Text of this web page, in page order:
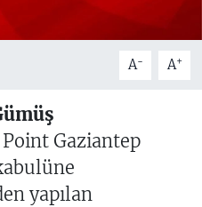
A- A+
Gaziantep
yapılan